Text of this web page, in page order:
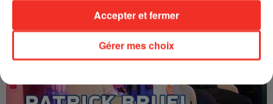
Gérer mes choix
Accepter et fermer